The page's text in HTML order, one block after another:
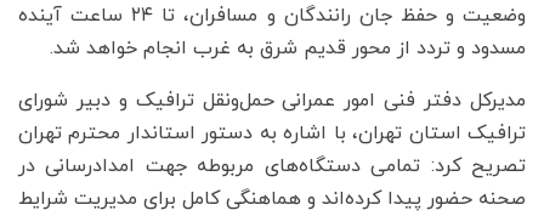
وضعیت و حفظ جان رانندگان و مسافران، تا ۲۴ ساعت آینده
مسدود و تردد از محور قدیم شرق به غرب انجام خواهد شد.
مدیرکل دفتر فنی امور عمرانی حمل‌ونقل ترافیک و دبیر شورای
ترافیک استان تهران، با اشاره به دستور استاندار محترم تهران
تصریح کرد: تمامی دستگاه‌های مربوطه جهت امدادرسانی در
صحنه حضور پیدا کرده‌اند و هماهنگی کامل برای مدیریت شرایط